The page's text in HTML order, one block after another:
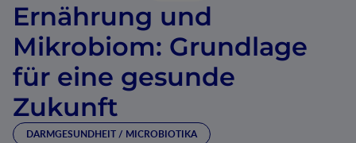
Ernährung und
Mikrobiom: Grundlage
für eine gesunde
Zukunft
DARMGESUNDHEIT / MICROBIOTIKA